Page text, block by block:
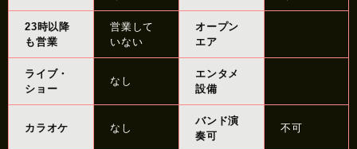
23時以降
も営業
営業して
いない
オープン
エア
ライブ・
ショー
なし
エンタメ
設備
カラオケ なし
バンド演
奏可
不可